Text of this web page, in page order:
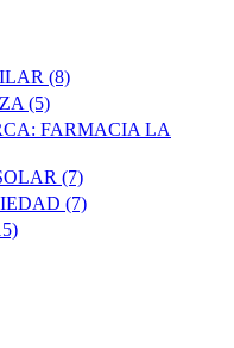
(8)
(5)
FARMACIA LA
(7)
(7)